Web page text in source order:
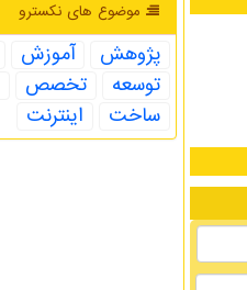
موضوع های نكسترو
پژوهش آموزش
توسعه
تخصص
ساخت
اینترنت